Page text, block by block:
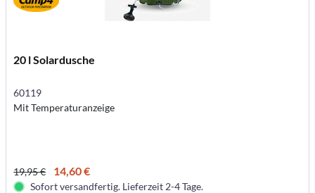
20 l Solardusche
60119
Mit Temperaturanzeige
19,95 € 14,60 €
Sofort versandfertig. Lieferzeit 2-4 Tage.